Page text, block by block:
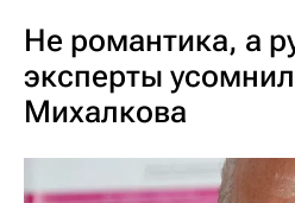
Не романтика, а
эксперты
Михалкова